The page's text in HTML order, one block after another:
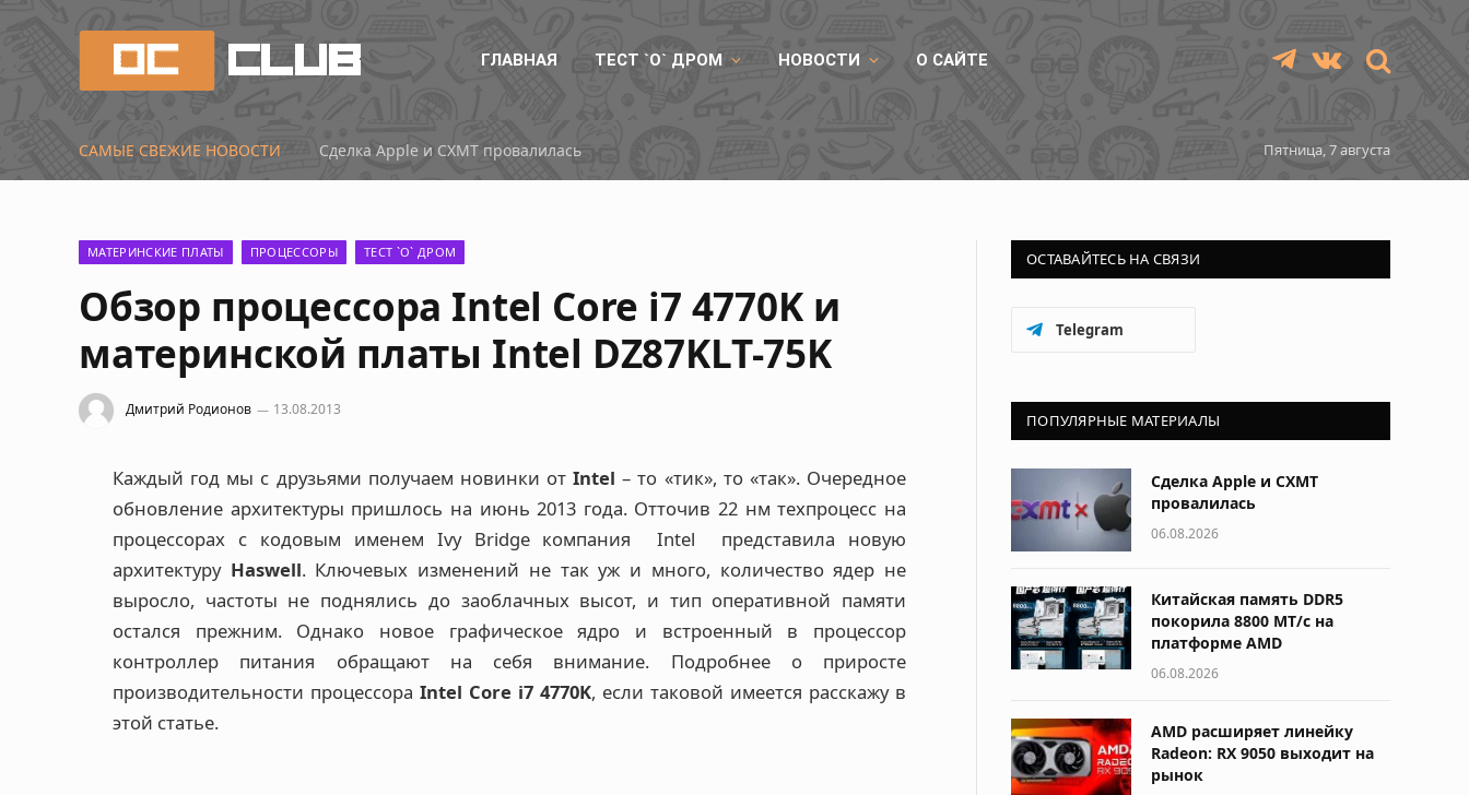
ГЛАВНАЯ ТЕСТ `О` ДРОМ НОВОСТИ О САЙТЕ TelegramVKontakte
САМЫЕ СВЕЖИЕ НОВОСТИ Пятница, 7 августа
МАТЕРИНСКИЕ ПЛАТЫ ПРОЦЕССОРЫ ТЕСТ `О` ДРОМ
Обзор процессора Intel Core i7 4770K и
материнской платы Intel DZ87KLT-75K
Дмитрий Родионов 13.08.2013
Каждый год мы с друзьями получаем новинки отIntel – то «тик», то «так». Очередное
обновление архитектуры пришлось на июнь 2013 года. Отточив 22 нм техпроцесс на
процессорах с кодовым именем Ivy Bridge компания Intel представила новую
архитектуру Haswell. Ключевых изменений не так уж и много, количество ядер не
выросло, частоты не поднялись до заоблачных высот, и тип оперативной памяти
остался прежним. Однако новое графическое ядро и встроенный в процессор
контроллер питания обращают на себя внимание. Подробнее о приросте
производительности процессора Intel Core i7 4770K, если таковой имеется расскажу в
этой статье.
ОСТАВАЙТЕСЬ НА СВЯЗИ
Telegram
ПОПУЛЯРНЫЕ МАТЕРИАЛЫ
Сделка Apple и CXMT
провалилась
06.08.2026
Китайская память DDR5
покорила 8800 МТ/с на
платформе AMD
06.08.2026
AMD расширяет линейку
Radeon: RX 9050 выходит на
рынок